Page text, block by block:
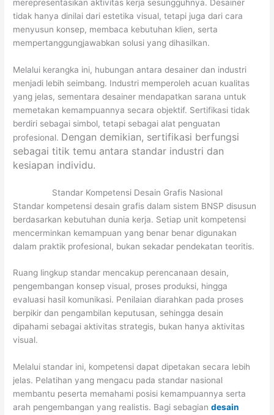
merepresentasikan aktivitas kerja sesungguhnya. Desainer
tidak hanya dinilai dari estetika visual, tetapi juga dari cara
menyusun konsep, membaca kebutuhan klien, serta
mempertanggungjawabkan solusi yang dihasilkan.
Melalui kerangka ini, hubungan antara desainer dan industri
menjadi lebih seimbang. Industri memperoleh acuan kualitas
yang jelas, sementara desainer mendapatkan sarana untuk
memetakan kemampuannya secara objektif. Sertifikasi tidak
berdiri sebagai simbol, tetapi sebagai alat penguatan
profesional. Dengan demikian, sertifikasi berfungsi
sebagai titik temu antara standar industri dan
kesiapan individu.
Standar Kompetensi Desain Grafis Nasional
Standar kompetensi desain grafis dalam sistem BNSP disusun
berdasarkan kebutuhan dunia kerja. Setiap unit kompetensi
mencerminkan kemampuan yang benar benar digunakan
dalam praktik profesional, bukan sekadar pendekatan teoritis.
Ruang lingkup standar mencakup perencanaan desain,
pengembangan konsep visual, proses produksi, hingga
evaluasi hasil komunikasi. Penilaian diarahkan pada proses
berpikir dan pengambilan keputusan, sehingga desain
dipahami sebagai aktivitas strategis, bukan hanya aktivitas
visual.
Melalui standar ini, kompetensi dapat dipetakan secara lebih
jelas. Pelatihan yang mengacu pada standar nasional
membantu peserta memahami posisi kemampuannya serta
arah pengembangan yang realistis. Bagi sebagiandesain